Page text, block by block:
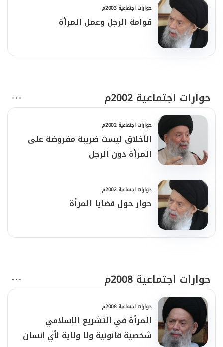
حوارات اجتماعية 2003م
قوامة الرجل وعمل المرأة
حوارات اجتماعية 2002م
حوارات اجتماعية 2002م
الأخلاق ليست ضريبة مفروضة على
المرأة دون الرجل
حوارات اجتماعية 2002م
حوار حول قضايا المرأة
حوارات اجتماعية 2008م
حوارات اجتماعية 2008م
المرأة في التشريع الإسلامي
شخصية قانونية ولا ولاية لأي إنسان